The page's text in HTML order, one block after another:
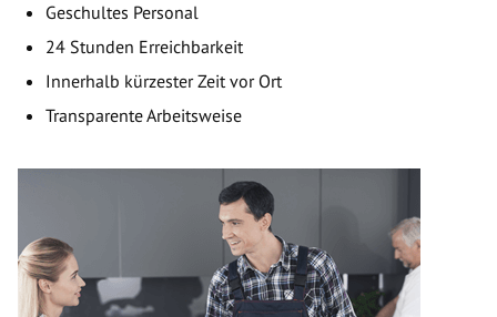
Geschultes Personal
24 Stunden Erreichbarkeit
Innerhalb kürzester Zeit vor Ort
Transparente Arbeitsweise